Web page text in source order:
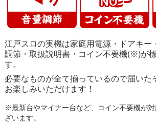
江戸スロの実機は家庭用電源・ドアキー
調節・取扱説明書・コイン不要機(※)が
す。
必要なものが全て揃っているので届いた
お楽しみいただけます！
※最新台やマイナー台など、コイン不要機が
ざいます。